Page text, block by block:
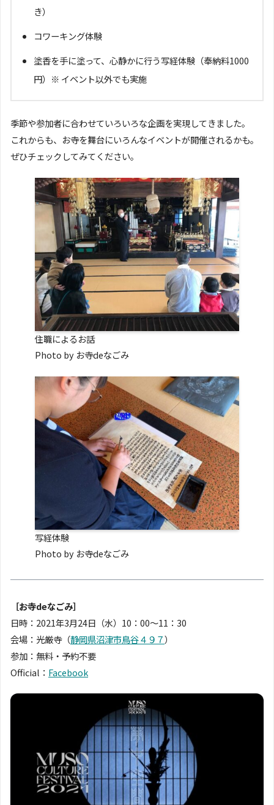
き）
コワーキング体験
塗香を手に塗って、心静かに行う写経体験（奉納料1000
円）※ イベント以外でも実施
季節や参加者に合わせていろいろな企画を実現してきました。
これからも、お寺を舞台にいろんなイベントが開催されるかも。
ぜひチェックしてみてください。
住職によるお話
Photo by お寺deなごみ
写経体験
Photo by お寺deなごみ
［お寺deなごみ］
日時：2021年3月24日（水）10：00〜11：30
会場：光厳寺（静岡県沼津市鳥谷４９７）
参加：無料・予約不要
Official： Facebook